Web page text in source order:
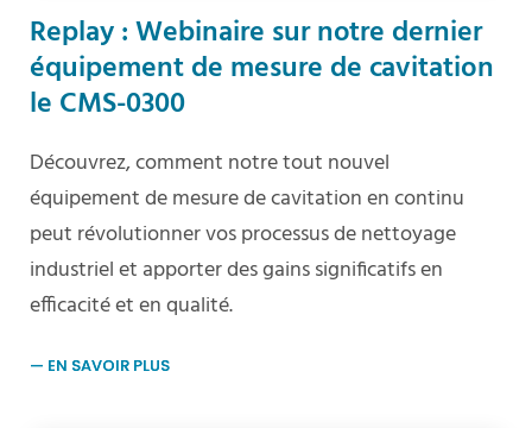
Replay : Webinaire sur notre dernier
équipement de mesure de cavitation
le CMS-0300
Découvrez, comment notre tout nouvel
équipement de mesure de cavitation en continu
peut révolutionner vos processus de nettoyage
industriel et apporter des gains significatifs en
efficacité et en qualité.